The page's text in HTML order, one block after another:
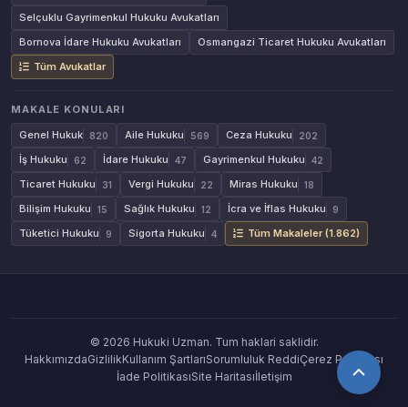
Selçuklu Gayrimenkul Hukuku Avukatları
Bornova İdare Hukuku Avukatları
Osmangazi Ticaret Hukuku Avukatları
Tüm Avukatlar
MAKALE KONULARI
Genel Hukuk
820 Aile Hukuku 569 Ceza Hukuku 202
İş Hukuku 62 İdare Hukuku 47 Gayrimenkul Hukuku 42
Ticaret Hukuku 31 Vergi Hukuku 22 Miras Hukuku 18
Bilişim Hukuku 15 Sağlık Hukuku 12 İcra ve İflas Hukuku 9
Tüketici Hukuku 9 Sigorta Hukuku 4 Tüm Makaleler (1.862)
© 2026 Hukuki Uzman. Tum haklari saklidir.
HakkımızdaGizlilikKullanım ŞartlarıSorumluluk ReddiÇerez Politikası
İade PolitikasıSite Haritasıİletişim